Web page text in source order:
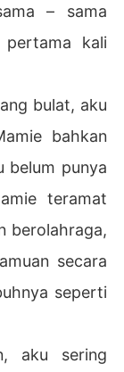
– sama
kali
bulat, aku
bahkan
belum punya
teramat
berolahraga,
secara
seperti
aku sering